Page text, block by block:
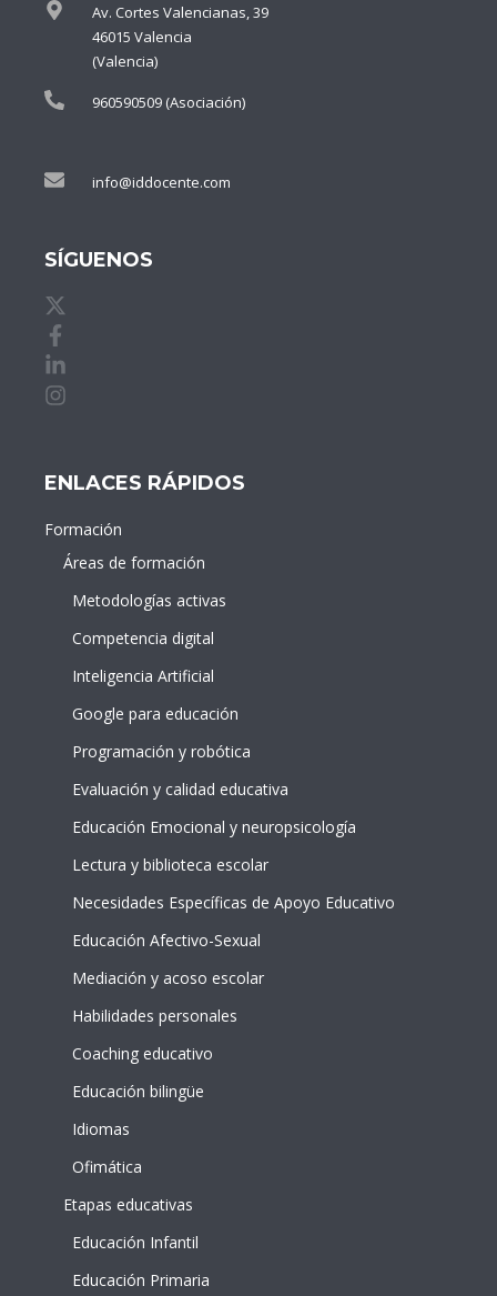
Av. Cortes Valencianas, 39
46015 Valencia
(Valencia)
960590509 (Asociación)
info@iddocente.com
SÍGUENOS
ENLACES RÁPIDOS
Formación
Áreas de formación
Metodologías activas
Competencia digital
Inteligencia Artificial
Google para educación
Programación y robótica
Evaluación y calidad educativa
Educación Emocional y neuropsicología
Lectura y biblioteca escolar
Necesidades Específicas de Apoyo Educativo
Educación Afectivo-Sexual
Mediación y acoso escolar
Habilidades personales
Coaching educativo
Educación bilingüe
Idiomas
Ofimática
Etapas educativas
Educación Infantil
Educación Primaria